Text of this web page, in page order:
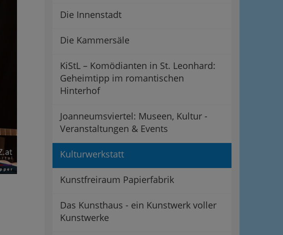
Die Innenstadt
Die Kammersäle
KiStL – Komödianten in St. Leonhard:
Geheimtipp im romantischen
Hinterhof
Joanneumsviertel: Museen, Kultur -
Veranstaltungen & Events
Kulturwerkstatt
Kunstfreiraum Papierfabrik
Das Kunsthaus - ein Kunstwerk voller
Kunstwerke